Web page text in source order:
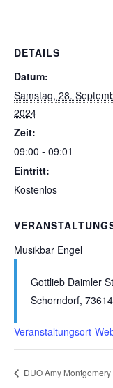
DETAILS
Datum:
Samstag, 28.
2024
Zeit:
09:00 - 09:01
Eintritt:
Kostenlos
Musikbar Engel
Gottlieb Daimler
Schorndorf, 73614
Veranstaltungsort-
DUO Amy